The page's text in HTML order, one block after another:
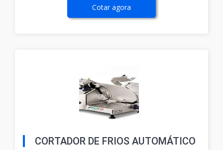
Cotar agora
CORTADOR DE FRIOS AUTOMÁTICO